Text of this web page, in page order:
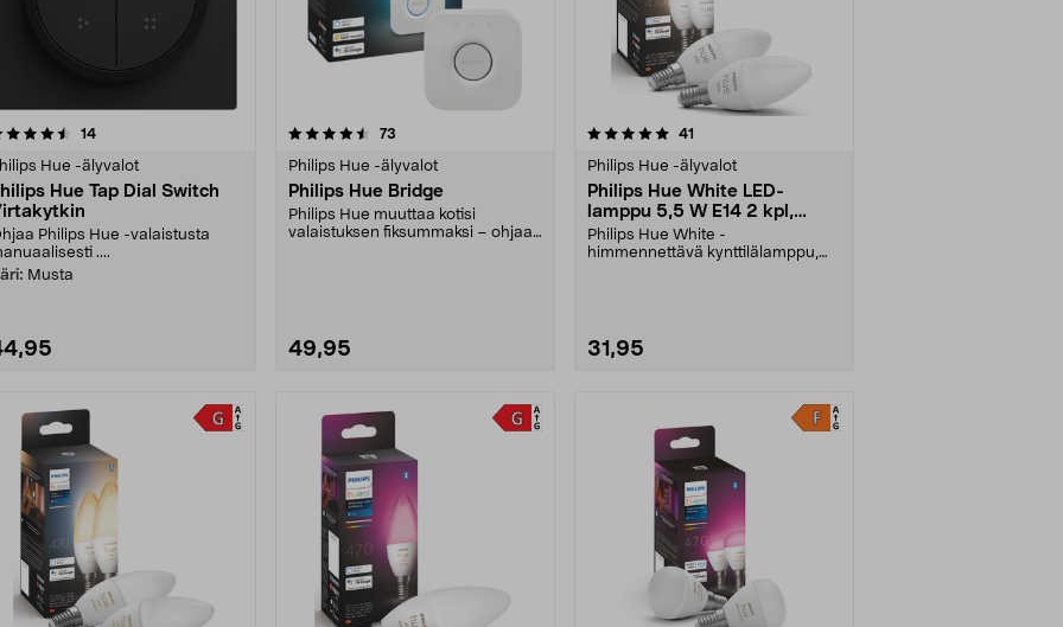
14arvostelut
Hue -älyvalot
Hue Tap Dial Switch
Philips Hue -valaistusta
....
Musta
4.5 viidestä
73
Philips Hue -älyvalot
Philips Hue Bridge
Philips Hue muuttaa kotisi
valaistuksen fiksummaksi – ohjaa
49,95
5.0 viidestä
41
Philips Hue -älyvalot
Philips Hue White LED-
lamppu 5,5 W E14 2 kpl,
Bluetooth
Philips Hue White -
himmennettävä kynttilälamppu,
31,95